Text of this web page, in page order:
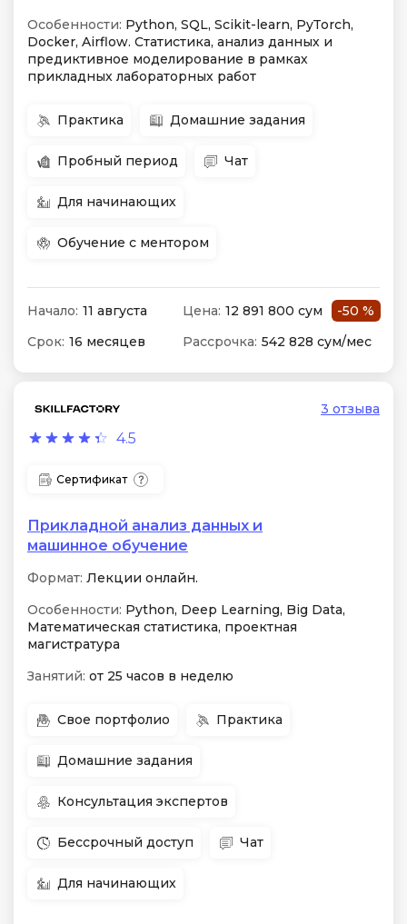
Особенности: Python, SQL, Scikit-learn, PyTorch,
Docker, Airflow. Статистика, анализ данных и
предиктивное моделирование в рамках
прикладных лабораторных работ
Практика Домашние задания
Пробный период Чат
Для начинающих
Обучение с ментором
Начало: 11 августа Цена: 12 891 800 сум
-50 %
Срок: 16 месяцев Рассрочка: 542 828 сум/мес
4.5
3 отзыва
Сертификат
Прикладной анализ данных и
машинное обучение
Формат: Лекции онлайн.
Особенности: Python, Deep Learning, Big Data,
Математическая статистика, проектная
магистратура
Занятий: от 25 часов в неделю
Свое портфолио Практика
Домашние задания
Консультация экспертов
Бессрочный доступ Чат
Для начинающих